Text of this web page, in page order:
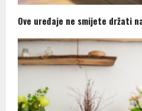
Ove uređaje ne smijete držati